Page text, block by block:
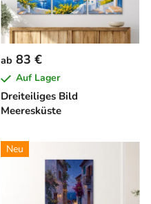
Dreiteiliges Bild
Meeresküste
ab 83 €
Auf Lager
Neu